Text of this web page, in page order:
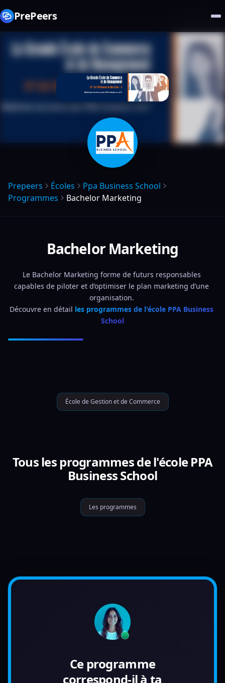
PrePeers
Prepeers Écoles
Ppa Business School
Programmes
Bachelor Marketing
Bachelor Marketing
Le Bachelor Marketing forme de futurs responsables
capables de piloter et d’optimiser le plan marketing d’une
organisation.
Découvre en détail les programmes de l'école PPA Business
School
École de Gestion et de Commerce
Tous les programmes de l'école PPA
Business School
Les programmes
Ce programme
correspond-il à ta